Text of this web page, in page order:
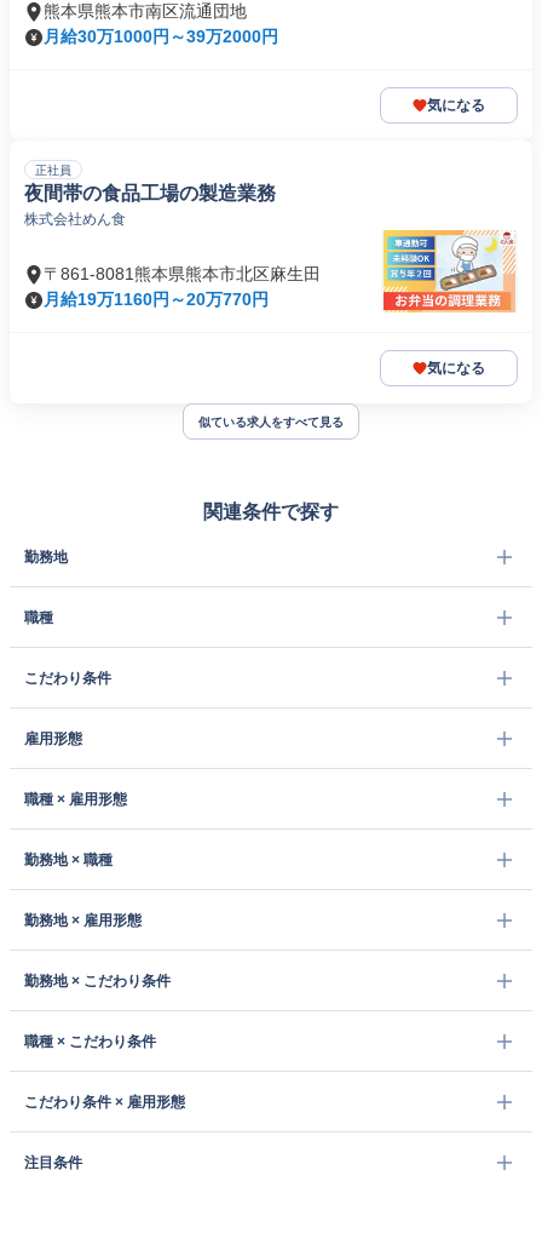
熊本県熊本市南区流通団地
月給30万1000円～39万2000円
気になる
正社員
夜間帯の食品工場の製造業務
株式会社めん食
〒861-8081熊本県熊本市北区麻生田
月給19万1160円～20万770円
気になる
似ている求人をすべて見る
関連条件で探す
勤務地
職種
こだわり条件
雇用形態
職種 × 雇用形態
勤務地 × 職種
勤務地 × 雇用形態
勤務地 × こだわり条件
職種 × こだわり条件
こだわり条件 × 雇用形態
注目条件